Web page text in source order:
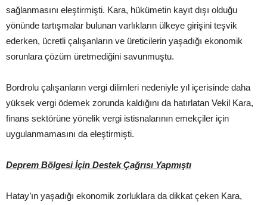
sağlanmasını eleştirmişti. Kara, hükümetin kayıt dışı olduğu
yönünde tartışmalar bulunan varlıkların ülkeye girişini teşvik
ederken, ücretli çalışanların ve üreticilerin yaşadığı ekonomik
sorunlara çözüm üretmediğini savunmuştu.
Bordrolu çalışanların vergi dilimleri nedeniyle yıl içerisinde daha
yüksek vergi ödemek zorunda kaldığını da hatırlatan Vekil Kara,
finans sektörüne yönelik vergi istisnalarının emekçiler için
uygulanmamasını da eleştirmişti.
Deprem Bölgesi İçin Destek Çağrısı Yapmıştı
Hatay’ın yaşadığı ekonomik zorluklara da dikkat çeken Kara,